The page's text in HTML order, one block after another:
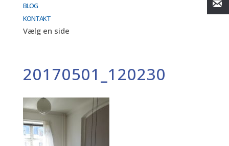
BLOG
KONTAKT
Vælg en side
20170501_120230